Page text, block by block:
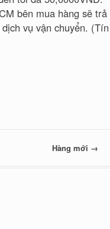
bên mua hàng sẽ trả
vụ vận chuyển. (Tín
Hàng mới →